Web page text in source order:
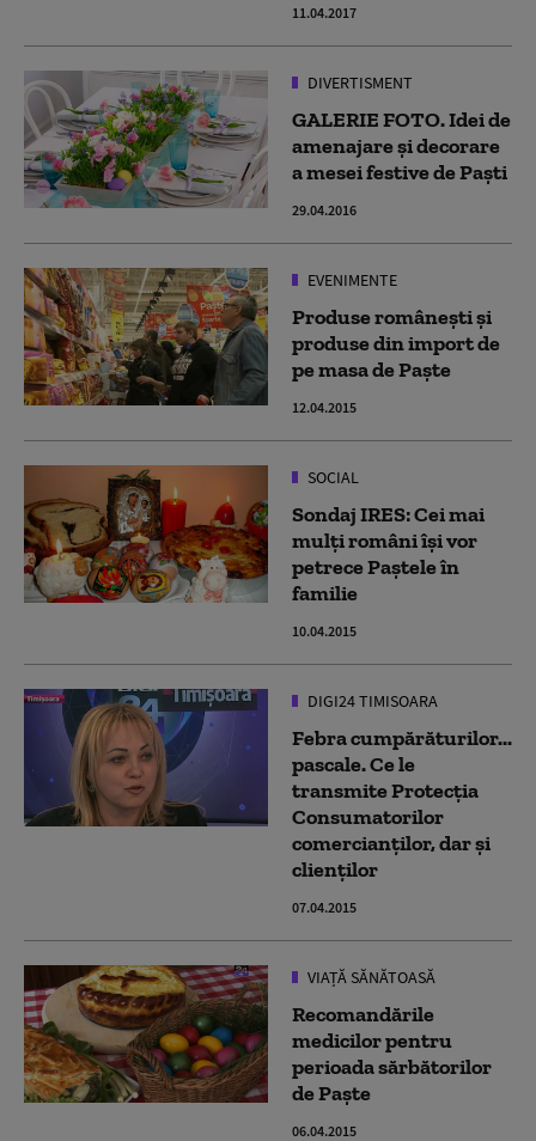
11.04.2017
DIVERTISMENT
GALERIE FOTO. Idei de
amenajare și decorare
a mesei festive de Paști
29.04.2016
EVENIMENTE
Produse românești și
produse din import de
pe masa de Paște
12.04.2015
SOCIAL
Sondaj IRES: Cei mai
mulţi români îşi vor
petrece Paştele în
familie
10.04.2015
DIGI24 TIMISOARA
Febra cumpărăturilor...
pascale. Ce le
transmite Protecția
Consumatorilor
comercianților, dar și
clienților
07.04.2015
VIAȚĂ SĂNĂTOASĂ
Recomandările
medicilor pentru
perioada sărbătorilor
de Paște
06.04.2015